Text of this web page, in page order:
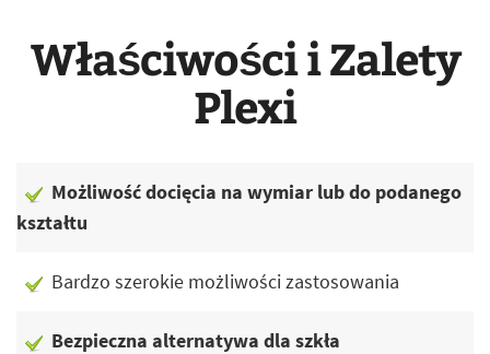
Właściwości i Zalety
Plexi
Możliwość docięcia na wymiar lub do podanego
kształtu
Bardzo szerokie możliwości zastosowania
Bezpieczna alternatywa dla szkła